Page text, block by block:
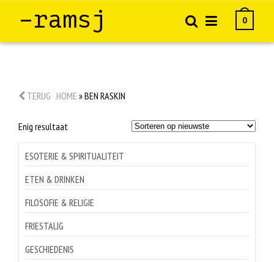
–ramsj 0
TERUG HOME »BEN RASKIN
Enig resultaat
ESOTERIE & SPIRITUALITEIT
ETEN & DRINKEN
FILOSOFIE & RELIGIE
FRIESTALIG
GESCHIEDENIS